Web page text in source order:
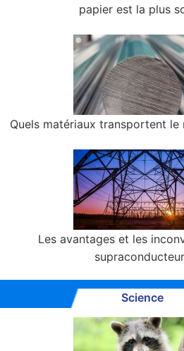
papier est la plus
Quels matériaux transportent le
Les avantages et les
Science